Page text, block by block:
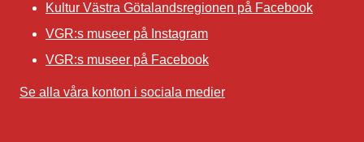
Kultur Västra Götalandsregionen på Facebook
VGR:s museer på Instagram
VGR:s museer på Facebook
Se alla våra konton i sociala medier